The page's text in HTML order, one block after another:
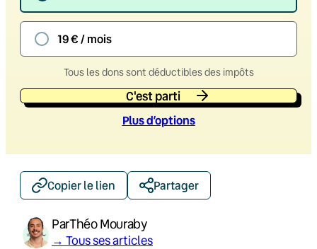
19 € / mois
Tous les dons sont déductibles des impôts
C'est parti
Plus d’options
Copier le lien Partager
ParThéo Mouraby
→ Tous ses articles